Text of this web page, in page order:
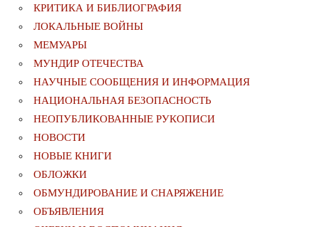
КРИТИКА И БИБЛИОГРАФИЯ
ЛОКАЛЬНЫЕ ВОЙНЫ
МЕМУАРЫ
МУНДИР ОТЕЧЕСТВА
НАУЧНЫЕ СООБЩЕНИЯ И ИНФОРМАЦИЯ
НАЦИОНАЛЬНАЯ БЕЗОПАСНОСТЬ
НЕОПУБЛИКОВАННЫЕ РУКОПИСИ
НОВОСТИ
НОВЫЕ КНИГИ
ОБЛОЖКИ
ОБМУНДИРОВАНИЕ И СНАРЯЖЕНИЕ
ОБЪЯВЛЕНИЯ